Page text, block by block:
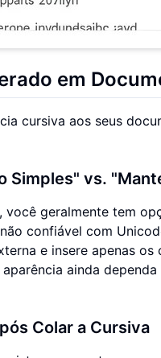
em
cursiva aos seus
Simples" vs.
geralmente tem
confiável com
e insere apenas
ainda
Colar a Cursiva